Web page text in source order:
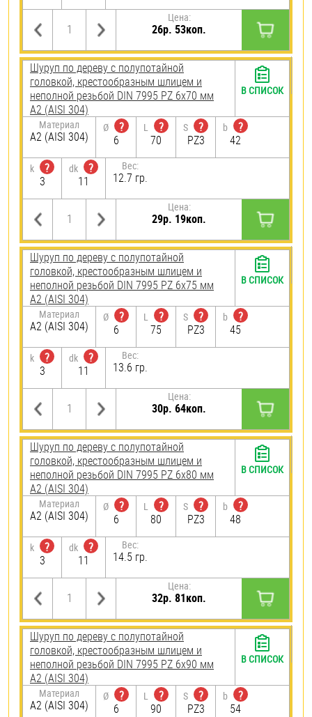
Цена:
26р. 53коп.
Шуруп по дереву с полупотайной
головкой, крестообразным шлицем и
неполной резьбой DIN 7995 PZ 6х70 мм
А2 (AISI 304)
Материал
А2 (AISI 304)
Ø
?
6
L
?
70
S
?
PZ3
b
?
42
k
?
3
dk
?
11
Вес:
12.7 гр.
Цена:
29р. 19коп.
В СПИСОК
Шуруп по дереву с полупотайной
головкой, крестообразным шлицем и
неполной резьбой DIN 7995 PZ 6х75 мм
А2 (AISI 304)
Материал
А2 (AISI 304)
Ø
?
6
L
?
75
S
?
PZ3
b
?
45
k
?
3
dk
?
11
Вес:
13.6 гр.
Цена:
30р. 64коп.
В СПИСОК
Шуруп по дереву с полупотайной
головкой, крестообразным шлицем и
неполной резьбой DIN 7995 PZ 6х80 мм
А2 (AISI 304)
Материал
А2 (AISI 304)
Ø
?
6
L
?
80
S
?
PZ3
b
?
48
k
?
3
dk
?
11
Вес:
14.5 гр.
Цена:
32р. 81коп.
В СПИСОК
Шуруп по дереву с полупотайной
головкой, крестообразным шлицем и
неполной резьбой DIN 7995 PZ 6х90 мм
А2 (AISI 304)
Материал
А2 (AISI 304)
Ø
?
6
L
?
90
S
?
PZ3
b
?
54
В СПИСОК